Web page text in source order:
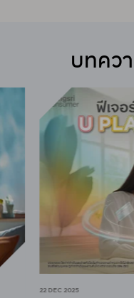
บทคว
22 DEC 2025